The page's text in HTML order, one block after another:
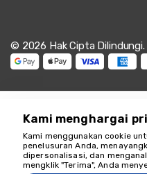
© 2026 Hak Cipta Dilindungi.
Kami menghargai
Kami menggunakan cookie
penelusuran Anda,
dipersonalisasi, dan
mengklik "Terima", Anda
Kami siap membantu